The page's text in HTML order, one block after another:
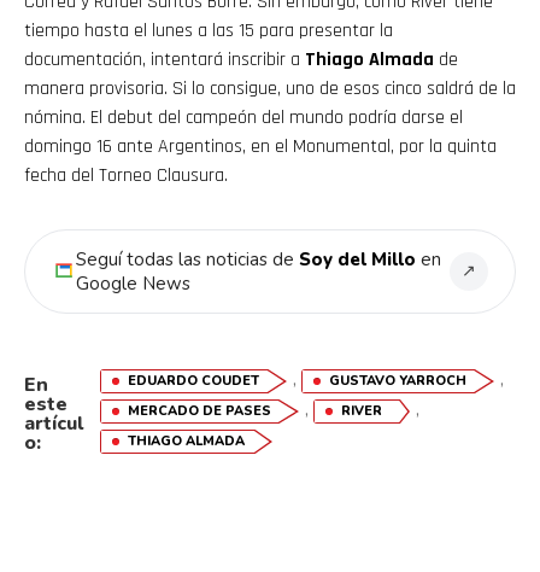
tiempo hasta el lunes a las 15 para presentar la
documentación, intentará inscribir a Thiago Almada de
manera provisoria. Si lo consigue, uno de esos cinco saldrá de la
nómina. El debut del campeón del mundo podría darse el
domingo 16 ante Argentinos, en el Monumental, por la quinta
fecha del Torneo Clausura.
Seguí todas las noticias de Soy del Millo en
Google News
↗
En
este
artícul
o:
EDUARDO COUDET , GUSTAVO YARROCH ,
MERCADO DE PASES , RIVER ,
THIAGO ALMADA